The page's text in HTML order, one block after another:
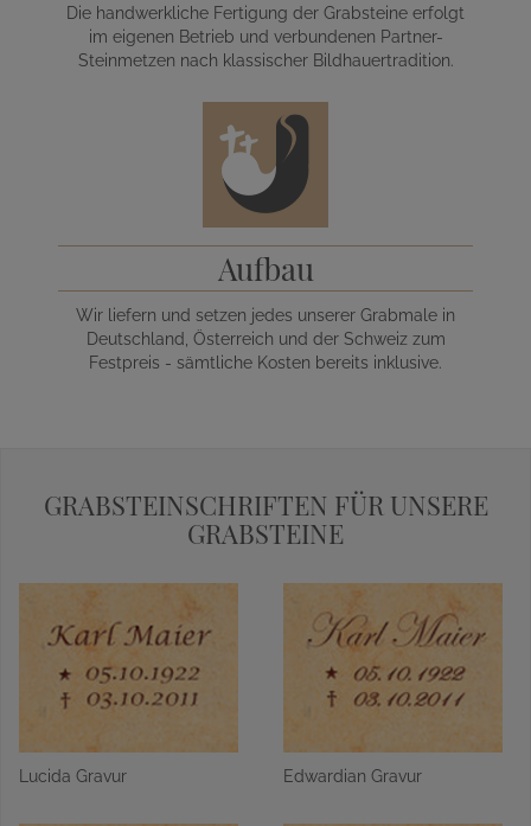
Die handwerkliche Fertigung der Grabsteine erfolgt
im eigenen Betrieb und verbundenen Partner-
Steinmetzen nach klassischer Bildhauertradition.
Aufbau
Wir liefern und setzen jedes unserer Grabmale in
Deutschland, Österreich und der Schweiz zum
Festpreis - sämtliche Kosten bereits inklusive.
GRABSTEINSCHRIFTEN FÜR UNSERE
GRABSTEINE
Lucida Gravur Edwardian Gravur